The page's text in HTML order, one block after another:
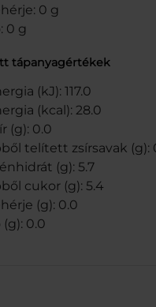
0 g
0 g
tápanyagértékek
(kJ): 117.0
(kcal): 28.0
(g): 0.0
telített zsírsavak (g):
(g): 5.7
cukor (g): 5.4
(g): 0.0
(g): 0.0